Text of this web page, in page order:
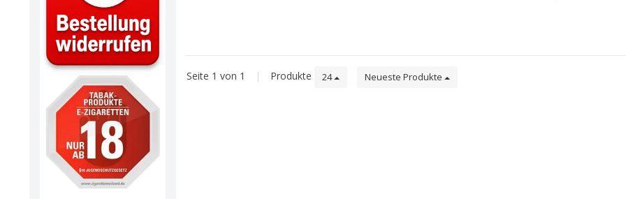
Seite 1 von 1 | Produkte 24 Neueste Produkte